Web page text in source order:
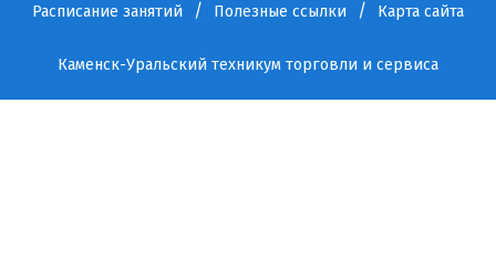
Расписание занятий Полезные ссылки Карта сайта
Каменск-Уральский техникум торговли и сервиса